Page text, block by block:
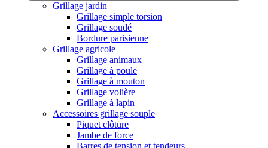
Grillage jardin
Grillage simple torsion
Grillage soudé
Bordure parisienne
Grillage agricole
Grillage animaux
Grillage à poule
Grillage à mouton
Grillage volière
Grillage à lapin
Accessoires grillage souple
Piquet clôture
Jambe de force
Barres de tension et tendeurs